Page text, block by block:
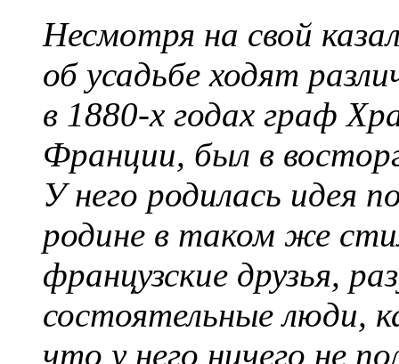
Несмотря на свой
об усадьбе ходят
в 1880-х годах граф
Франции, был в
У него родилась идея
родине в таком же
французские друзья,
состоятельные люди,
что у него ничего не